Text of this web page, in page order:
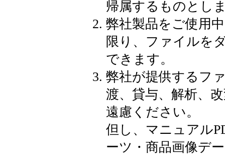
帰属するものとし
弊社製品をご使用
限り、ファイルを
できます。
弊社が提供するフ
渡、貸与、解析、
遠慮ください。
但し、マニュアル
ーツ・商品画像デ